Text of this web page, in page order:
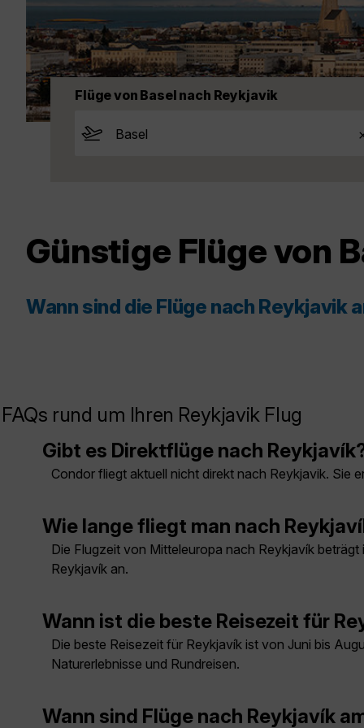
Flüge von Basel nach Reykjavik
Günstige Flüge von
Wann sind die Flüge nach Reykjavik
FAQs rund um Ihren Reykjavik Flug
Gibt es Direktflüge nach
Condor fliegt aktuell nicht direkt nach Reykjavik. Sie
Wie lange fliegt man nach
Die Flugzeit von Mitteleuropa nach Reykjavík
Reykjavík an.
Wann ist die beste Reisezeit für
Die beste Reisezeit für Reykjavík ist von Juni bis
Naturerlebnisse und Rundreisen.
Wann sind Flüge nach Reykjavík